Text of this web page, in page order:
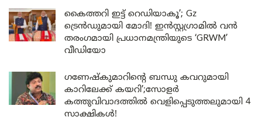
കൈത്തറി ഇട്ട് റെഡിയാകൂ’; Gz
ട്രെൻഡുമായി മോദി! ഇൻസ്റ്റഗ്രാമിൽ വൻ
തരംഗമായി പ്രധാനമന്ത്രിയുടെ ‘GRWM’
വീഡിയോ
ഗണേഷ്കുമാറിന്റെ ബന്ധു കവറുമായി
കാറിലേക്ക് കയറി’;സോളർ
കത്തുവിവാദത്തിൽ വെളിപ്പെടുത്തലുമായി 4
സാക്ഷികൾ!